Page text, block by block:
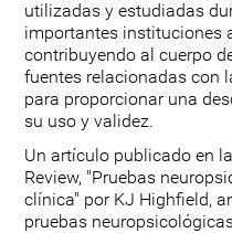
utilizadas y estudiadas
importantes instituciones
contribuyendo al cuerpo
fuentes relacionadas con
para proporcionar una
su uso y validez.
Un artículo publicado en
Review, "Pruebas
clínica" por KJ Highfield,
pruebas